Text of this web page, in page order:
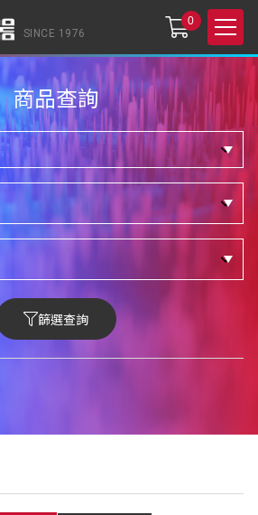
SINCE 1976
0
商品查詢
篩選查詢